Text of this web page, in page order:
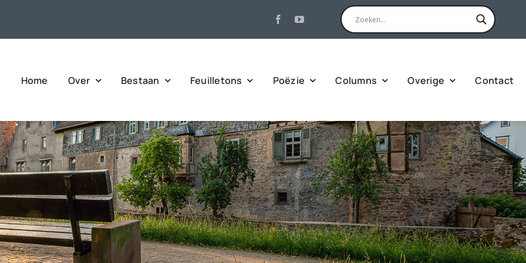
Home Over Bestaan Feuilletons Poëzie Columns Overige Contact